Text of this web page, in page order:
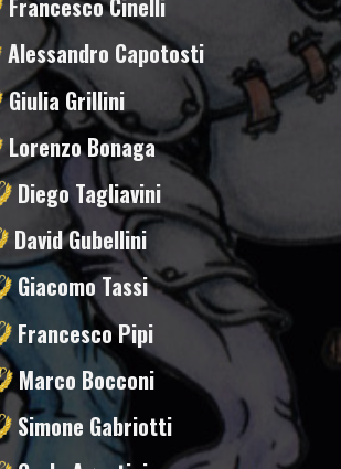
Francesco Cinelli
Alessandro Capotosti
Giulia Grillini
Lorenzo Bonaga
Diego Tagliavini
David Gubellini
Giacomo Tassi
Francesco Pipi
Marco Bocconi
Simone Gabriotti